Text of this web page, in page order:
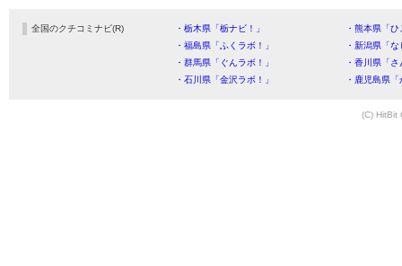
全国のクチコミナビ(R) ・栃木県「栃ナビ！」
・熊本県「
・福島県「ふくラボ！」
・新潟県「
・群馬県「ぐんラボ！」
・香川県「
・石川県「金沢ラボ！」
・鹿児島県
(C) HitBit